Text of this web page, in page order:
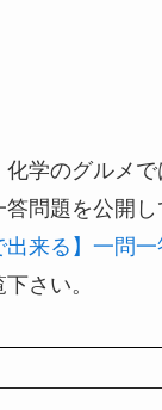
化学のグルメ
問題を公開
出来る】一問
さい。